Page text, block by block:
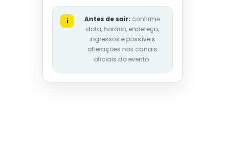
i Antes de sair: confirme
data, horário, endereço,
ingressos e possíveis
alterações nos canais
oficiais do evento.